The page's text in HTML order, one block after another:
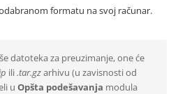
formatu na svoj računar.
datoteka za preuzimanje, one će
ili.tar.gzarhivu (u zavisnosti od
u Opšta podešavanja modula